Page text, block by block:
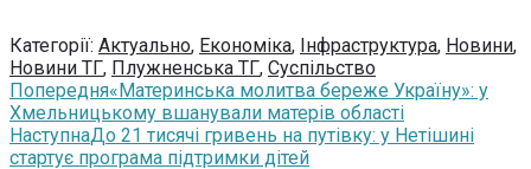
Категорії: Актуально, Економіка, Інфраструктура, Новини,
Новини ТГ, Плужненська ТГ, Суспільство
Попередня«Материнська молитва береже Україну»: у
Хмельницькому вшанували матерів області
НаступнаДо 21 тисячі гривень на путівку: у Нетішині
стартує програма підтримки дітей